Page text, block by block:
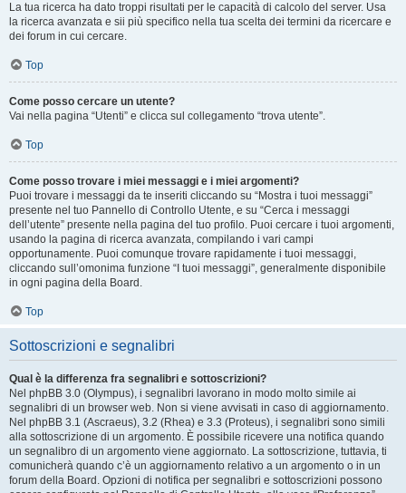
La tua ricerca ha dato troppi risultati per le capacità di calcolo del server. Usa
la ricerca avanzata e sii più specifico nella tua scelta dei termini da ricercare e
dei forum in cui cercare.
Top
Come posso cercare un utente?
Vai nella pagina “Utenti” e clicca sul collegamento “trova utente”.
Top
Come posso trovare i miei messaggi e i miei argomenti?
Puoi trovare i messaggi da te inseriti cliccando su “Mostra i tuoi messaggi”
presente nel tuo Pannello di Controllo Utente, e su “Cerca i messaggi
dell’utente” presente nella pagina del tuo profilo. Puoi cercare i tuoi argomenti,
usando la pagina di ricerca avanzata, compilando i vari campi
opportunamente. Puoi comunque trovare rapidamente i tuoi messaggi,
cliccando sull’omonima funzione “I tuoi messaggi”, generalmente disponibile
in ogni pagina della Board.
Top
Sottoscrizioni e segnalibri
Qual è la differenza fra segnalibri e sottoscrizioni?
Nel phpBB 3.0 (Olympus), i segnalibri lavorano in modo molto simile ai
segnalibri di un browser web. Non si viene avvisati in caso di aggiornamento.
Nel phpBB 3.1 (Ascraeus), 3.2 (Rhea) e 3.3 (Proteus), i segnalibri sono simili
alla sottoscrizione di un argomento. È possibile ricevere una notifica quando
un segnalibro di un argomento viene aggiornato. La sottoscrizione, tuttavia, ti
comunicherà quando c’è un aggiornamento relativo a un argomento o in un
forum della Board. Opzioni di notifica per segnalibri e sottoscrizioni possono